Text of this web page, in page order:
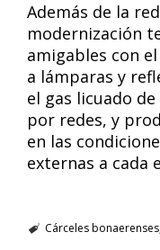
Además de la
modernización
amigables con
a lámparas y
el gas licuado
por redes, y
en las
externas a cada
Cárceles bonaerenses